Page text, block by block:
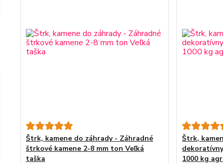
Štrk, kamene do záhrady - Záhradné
štrkové kamene 2-8 mm ton Veľká
taška
Štrk,
1000 kg